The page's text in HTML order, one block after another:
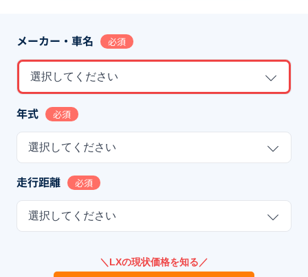
メーカー・車名 必須
選択してください
年式 必須
選択してください
走行距離 必須
選択してください
＼LXの現状価格を知る／